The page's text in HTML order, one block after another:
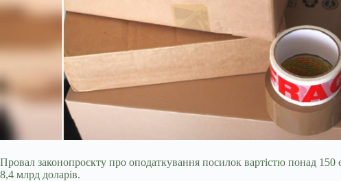
Провал законопроєкту про оподаткування посилок вартістю понад
8,4 млрд доларів.